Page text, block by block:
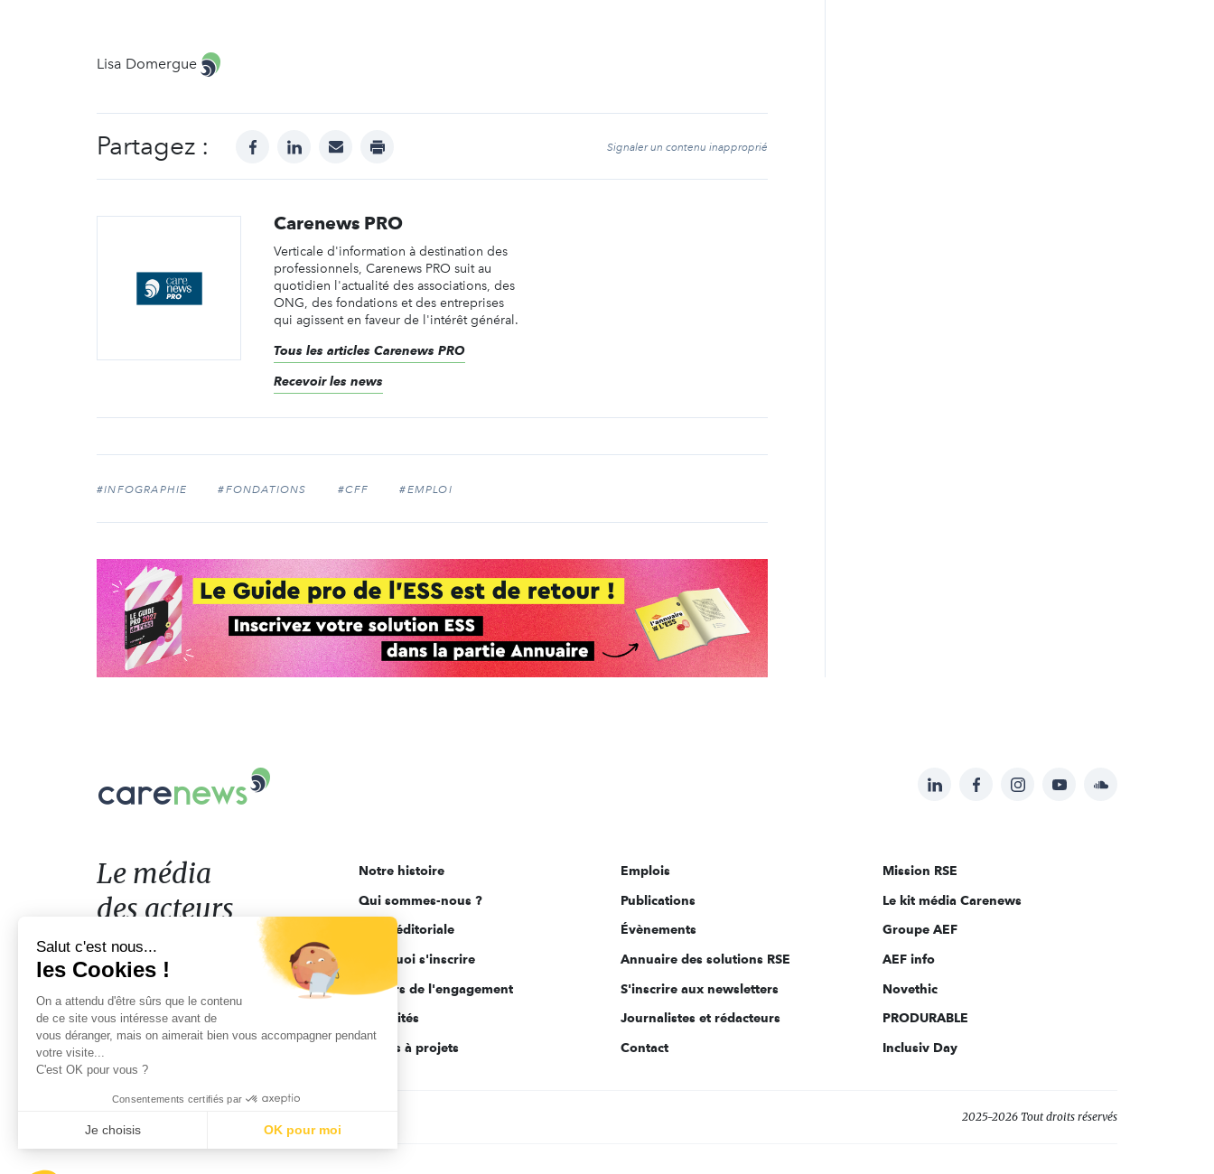
Lisa Domergue
Partagez : facebooklinkedinmail print Signaler un contenu inapproprié
Carenews PRO
Verticale d'information à destination des
professionnels, Carenews PRO suit au
quotidien l'actualité des associations, des
ONG, des fondations et des entreprises
qui agissent en faveur de l'intérêt général.
Tous les articles Carenews PRO
Recevoir les news
#INFOGRAPHIE #FONDATIONS #CFF #EMPLOI
Suivez-
sur:
LinkedInFacebookInstagramYouTubeSoundcloud
Le
acteurs
de
l'engagement
Le média
des acteurs
de l'engagement
Notre histoire
Qui sommes-nous ?
Ligne éditoriale
Pourquoi s'inscrire
Acteurs de l'engagement
Actualités
Appels à projets
Emplois
Publications
Évènements
Annuaire des solutions RSE
S'inscrire aux newsletters
Journalistes et rédacteurs
Contact
Mission RSE
Le kit média Carenews
Groupe AEF
AEF info
Novethic
PRODURABLE
Inclusiv Day
2025-2026 Tout droits réservés
Salut c'est nous...
les Cookies !
On a attendu d'être sûrs que le contenu
de ce site vous intéresse avant de
vous déranger, mais on aimerait bien vous accompagner pendant
votre visite...
C'est OK pour vous ?
Consentements certifiés par
Je choisis OK pour moi